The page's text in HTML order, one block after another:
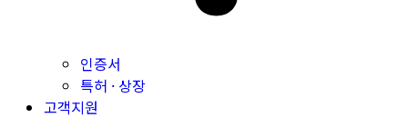
인증서
특허 · 상장
고객지원